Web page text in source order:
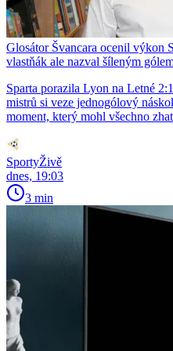
Glosátor Švancara ocenil výkon
vlastňák ale nazval šíleným
Sparta porazila Lyon na Letné
mistrů si veze jednogólový
moment, který mohl všechno
SportyŽivě
dnes, 19:03
3 min